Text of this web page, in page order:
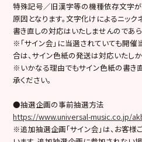
特殊記号／旧漢字等の機種依存文字
原因となります。文字化けによるニック
書き直しの対応はいたしませんのであ
※「サイン会」に当選されていても開
合は、サイン色紙の発送は対応いたし
※いかなる理由でもサイン色紙の書き
承ください。
●抽選企画の事前抽選方法
https://www.universal-music.co.jp/
※追加抽選企画「サイン会」は、お客